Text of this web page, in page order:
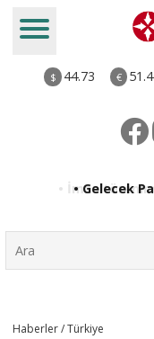
$ 44.73 €
• Gelecek
Haberler / Türkiye